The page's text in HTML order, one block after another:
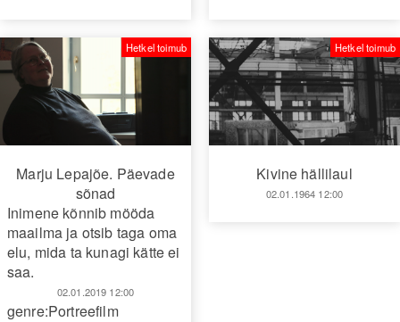
Marju Lepajõe. Päevade
sõnad
Inimene kõnnib mööda
maailma ja otsib taga oma
elu, mida ta kunagi kätte ei
saa.
02.01.2019 12:00
Hetkel toimub
genre:Portreefilm
Kivine hällilaul
02.01.1964 12:00
Hetkel toimub